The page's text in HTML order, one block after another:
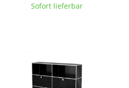
Einzelteile
Regale & Schränke
Sofort lieferbar